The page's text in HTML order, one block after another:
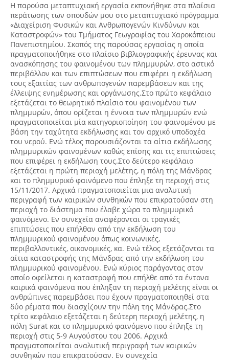
Η παρούσα μεταπτυχιακή εργασία εκπονήθηκε στα πλαίσια
περάτωσης των σπουδών μου στο μεταπτυχιακό πρόγραμμα
«Διαχείριση Φυσικών και Ανθρωπογενών Κινδύνων και
Καταστροφών» του Τμήματος Γεωγραφίας του Χαροκόπειου
Πανεπιστημίου. Σκοπός της παρούσας εργασίας η οποία
πραγματοποιήθηκε στο πλαίσιο βιβλιογραφικής έρευνας και
ανασκόπησης του φαινομένου των πλημμυρών, στο αστικό
περιβάλλον και των επιπτώσεων που επιφέρει η εκδήλωση
τους εξαιτίας των ανθρωπογενών παρεμβάσεων και της
έλλειψης ενημέρωσης και οργάνωσης.Στο πρώτο κεφάλαιο
εξετάζεται το θεωρητικό πλαίσιο του φαινομένου των
πλημμυρών, όπου ορίζεται η έννοια των πλημμυρών ενώ
πραγματοποιείται μία κατηγοριοποίηση του φαινομένου με
βάση την ταχύτητα εκδήλωσης και τον αρχικό υποδοχέα
του νερού. Ενώ τέλος παρουσιάζονται τα αίτια εκδήλωσης
πλημμυρικών φαινομένων καθώς επίσης και τις επιπτώσεις
που επιφέρει η εκδήλωση τους.Στο δεύτερο κεφάλαιο
εξετάζεται η πρώτη περιοχή μελέτης, η πόλη της Μάνδρας
και το πλημμυρικό φαινόμενο που έπληξε τη περιοχή στις
15/11/2017. Αρχικά πραγματοποιείται μια αναλυτική
περιγραφή των καιρικών συνθηκών που επικρατούσαν στη
περιοχή το διάστημα που έλαβε χώρα το πλημμυρικό
φαινόμενο. Εν συνεχεία αναφέρονται οι τραγικές
επιπτώσεις που επήλθαν από την εκδήλωση του
πλημμυρικού φαινομένου όπως κοινωνικές,
περιβαλλοντικές, οικονομικές, κα. Ενώ τέλος εξετάζονται τα
αίτια καταστροφής της Μάνδρας από την εκδήλωση του
πλημμυρικού φαινομένου. Ενώ κύριος παράγοντας στον
οποίο οφείλεται η καταστροφή που επήλθε από τα έντονα
καιρικά φαινόμενα που έπληξαν τη περιοχή μελέτης είναι οι
ανθρώπινες παρεμβάσει που έχουν πραγματοποιηθεί στα
δύο ρέματα που διασχίζουν την πόλη της Μάνδρας.Στο
τρίτο κεφάλαιο εξετάζεται η δεύτερη περιοχή μελέτης, η
πόλη Surat και το πλημμυρικό φαινόμενο που έπληξε τη
περιοχή στις 5-9 Αυγούστου του 2006. Αρχικά
πραγματοποιείται αναλυτική περιγραφή των καιρικών
συνθηκών που επικρατούσαν. Εν συνεχεία